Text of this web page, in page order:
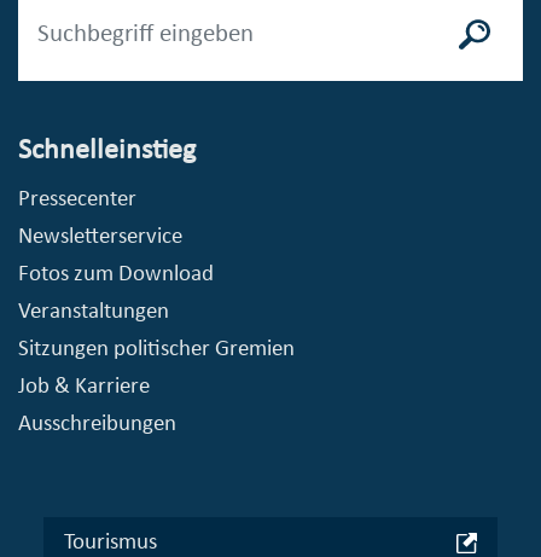
Schnelleinstieg
Pressecenter
Newsletterservice
Fotos zum Download
Veranstaltungen
Sitzungen politischer Gremien
Job & Karriere
Ausschreibungen
Tourismus